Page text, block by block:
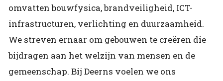
omvatten bouwfysica, brandveiligheid, ICT-
infrastructuren, verlichting en duurzaamheid.
We streven ernaar om gebouwen te creëren die
bijdragen aan het welzijn van mensen en de
gemeenschap. Bij Deerns voelen we ons